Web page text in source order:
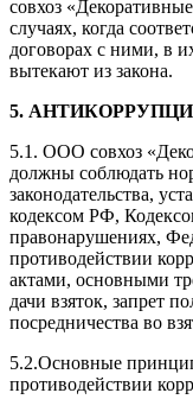
совхоз
случаях, когда
договорах с ними, в
вытекают из закона.
5.
5.1. ООО совхоз
должны соблюдать
законодательства,
кодексом РФ,
правонарушениях,
противодействии
актами, основными
дачи взяток, запрет
посредничества во
5.2.Основные
противодействии